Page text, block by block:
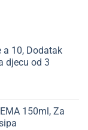
a 10, Dodatak
djecu od 3
150ml, Za